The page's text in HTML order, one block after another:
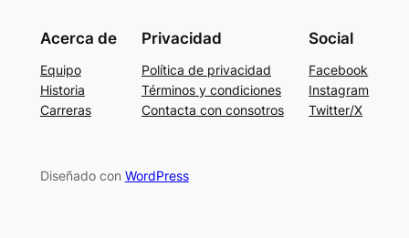
Acerca de
Equipo
Historia
Carreras
Privacidad
Política de privacidad
Términos y condiciones
Contacta con consotros
Social
Facebook
Instagram
Twitter/X
Diseñado con WordPress